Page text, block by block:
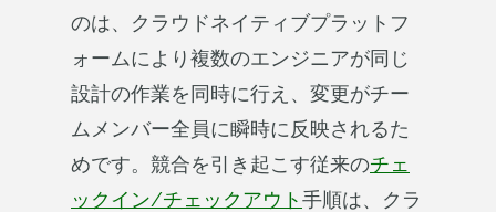
のは、クラウドネイティブプラットフ
ォームにより複数のエンジニアが同じ
設計の作業を同時に行え、変更がチー
ムメンバー全員に瞬時に反映されるた
めです。競合を引き起こす従来のチェ
ックイン/チェックアウト手順は、クラ